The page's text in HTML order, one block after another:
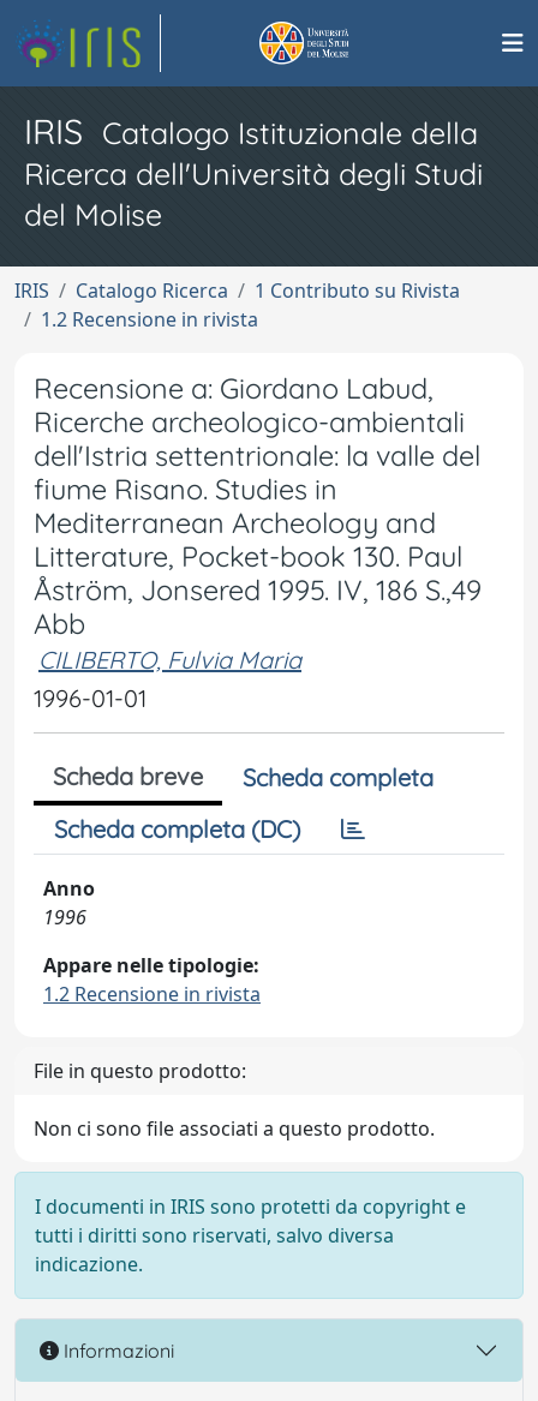
IRIS Catalogo Istituzionale della
Ricerca dell'Università degli Studi
del Molise
IRIS Catalogo Ricerca
1 Contributo su Rivista
1.2 Recensione in rivista
Recensione a: Giordano Labud,
Ricerche archeologico-ambientali
dell'Istria settentrionale: la valle del
fiume Risano. Studies in
Mediterranean Archeology and
Litterature, Pocket-book 130. Paul
Åström, Jonsered 1995. IV, 186 S.,49
Abb
CILIBERTO, Fulvia Maria
1996-01-01
Scheda breve
Scheda completa
Scheda completa (DC)
Anno
1996
Appare nelle tipologie:
1.2 Recensione in rivista
File in questo prodotto:
Non ci sono file associati a questo prodotto.
I documenti in IRIS sono protetti da copyright e
tutti i diritti sono riservati, salvo diversa
indicazione.
Informazioni